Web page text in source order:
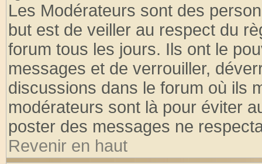
Les Modérateurs sont des
but est de veiller au respect du
forum tous les jours. Ils ont le
messages et de verrouiller,
discussions dans le forum où ils
modérateurs sont là pour éviter
poster des messages ne
Revenir en haut